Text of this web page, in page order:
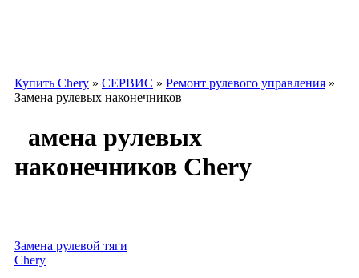
Купить Chery » СЕРВИС » Ремонт рулевого управления »
Замена рулевых наконечников
наконечников Chery
замена рулевой тяги
Chery